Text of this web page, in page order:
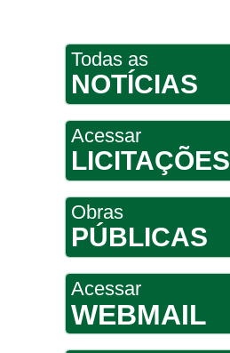
Todas as
NOTÍCIAS
Acessar
LICITAÇÕES
Obras
PÚBLICAS
Acessar
WEBMAIL